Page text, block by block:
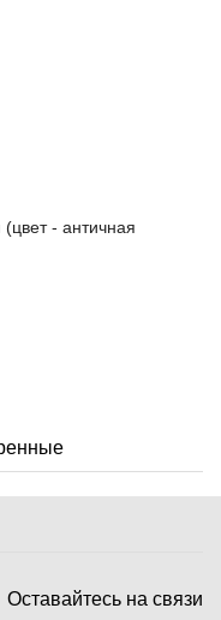
- античная
Оставайтесь на связи